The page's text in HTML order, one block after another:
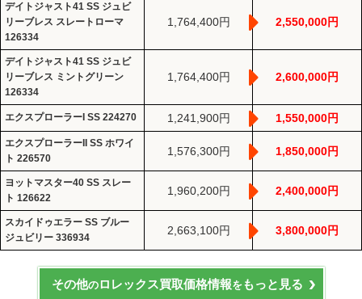
デイトジャスト41 SS ジュビ
リーブレス スレートローマ
126334
1,764,400円 2,550,000円
デイトジャスト41 SS ジュビ
リーブレス ミントグリーン
126334
1,764,400円 2,600,000円
エクスプローラーI SS 224270 1,241,900円 1,550,000円
エクスプローラーII SS ホワイ
ト 226570
1,576,300円 1,850,000円
ヨットマスター40 SS スレー
ト 126622
1,960,200円 2,400,000円
スカイドゥエラー SS ブルー
ジュビリー 336934
2,663,100円 3,800,000円
その他のロレックス買取価格情報をもっと見る